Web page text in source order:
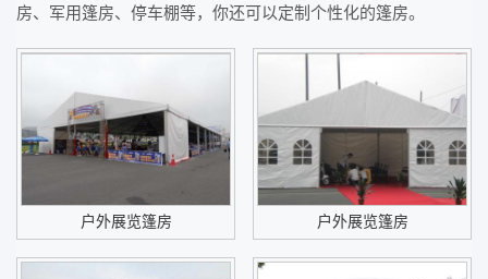
房、军用篷房、停车棚等，你还可以定制个性化的篷房。
户外展览篷房 户外展览篷房